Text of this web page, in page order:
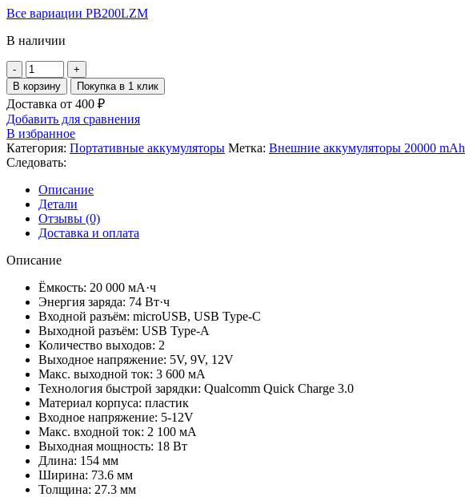
Все вариации PB200LZM
В наличии
Количество
товара
Портативный
аккумулятор
Xiaomi
Redmi
Powerbank
18W
20000mAh
PB200LZM
Black
EU
В корзину Покупка в 1 клик
Доставка от 400 ₽
Добавить для сравнения
В избранное
Категория: Портативные аккумуляторы Метка: Внешние аккумуляторы 20000 mAh
Следовать:
Описание
Детали
Отзывы (0)
Доставка и оплата
Описание
Ёмкость: 20 000 мА·ч
Энергия заряда: 74 Вт·ч
Входной разъём: microUSB, USB Type-C
Выходной разъём: USB Type-A
Количество выходов: 2
Выходное напряжение: 5V, 9V, 12V
Макс. выходной ток: 3 600 мА
Технология быстрой зарядки: Qualcomm Quick Charge 3.0
Материал корпуса: пластик
Входное напряжение: 5-12V
Макс. входной ток: 2 100 мА
Выходная мощность: 18 Вт
Длина: 154 мм
Ширина: 73.6 мм
Толщина: 27.3 мм